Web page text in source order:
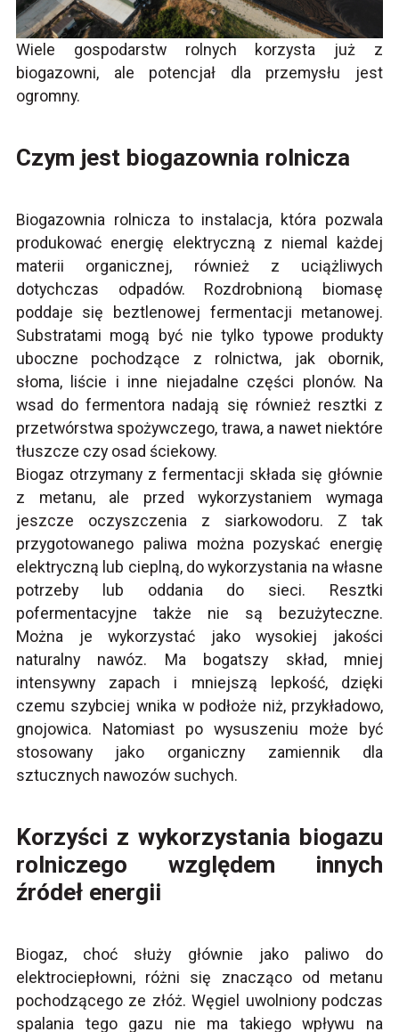
Wiele gospodarstw rolnych korzysta już z
biogazowni, ale potencjał dla przemysłu jest
ogromny.
Czym jest biogazownia rolnicza
Biogazownia rolnicza to instalacja, która pozwala
produkować energię elektryczną z niemal każdej
materii organicznej, również z uciążliwych
dotychczas odpadów. Rozdrobnioną biomasę
poddaje się beztlenowej fermentacji metanowej.
Substratami mogą być nie tylko typowe produkty
uboczne pochodzące z rolnictwa, jak obornik,
słoma, liście i inne niejadalne części plonów. Na
wsad do fermentora nadają się również resztki z
przetwórstwa spożywczego, trawa, a nawet niektóre
tłuszcze czy osad ściekowy.
Biogaz otrzymany z fermentacji składa się głównie
z metanu, ale przed wykorzystaniem wymaga
jeszcze oczyszczenia z siarkowodoru. Z tak
przygotowanego paliwa można pozyskać energię
elektryczną lub cieplną, do wykorzystania na własne
potrzeby lub oddania do sieci. Resztki
pofermentacyjne także nie są bezużyteczne.
Można je wykorzystać jako wysokiej jakości
naturalny nawóz. Ma bogatszy skład, mniej
intensywny zapach i mniejszą lepkość, dzięki
czemu szybciej wnika w podłoże niż, przykładowo,
gnojowica. Natomiast po wysuszeniu może być
stosowany jako organiczny zamiennik dla
sztucznych nawozów suchych.
Korzyści z wykorzystania biogazu
rolniczego względem innych
źródeł energii
Biogaz, choć służy głównie jako paliwo do
elektrociepłowni, różni się znacząco od metanu
pochodzącego ze złóż. Węgiel uwolniony podczas
spalania tego gazu nie ma takiego wpływu na